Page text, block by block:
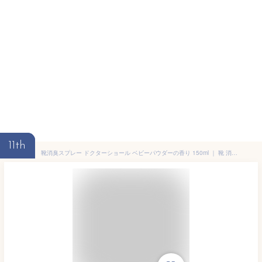
11th
靴消臭スプレー ドクターショール ベビーパウダーの香り 150ml ｜ 靴 消臭 消臭スプレー 作業靴 消臭剤 靴消臭剤スプレー 靴の消臭スプレー 臭い消し 靴用消臭・抗菌スプレー 足 携帯用 強力 安全靴 足の匂い 加齢臭 スニーカー 革靴 Dr.Scholl